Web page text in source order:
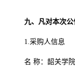
九、凡对本次公
1.采购人信息
名 称：韶